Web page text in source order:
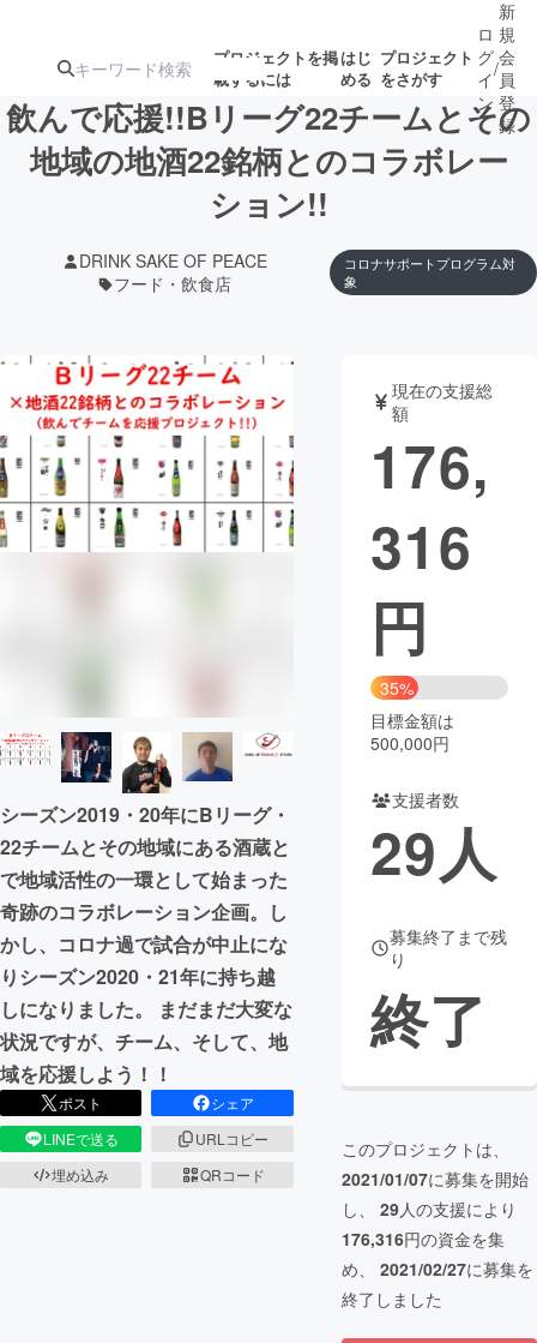
プロジェクトを掲
載するには
はじ
める
プロジェクト
をさがす
注目の新着プロ募集終了が近いプ
テクノロジー・ガジェット ゲーム・サ
映像・映画 書籍・雑誌
ビジネス・起業
CAMPFIRE Creation
コミュニティ
ロ
グ
イ
ン
/
新
規
会
員
登
録
飲んで応援!!Bリーグ22チームとその
地域の地酒22銘柄とのコラボレー
ション!!
DRINK SAKE OF PEACE
フード・飲食店
コロナサポートプログラム対
象
シーズン2019・20年にBリーグ・
22チームとその地域にある酒蔵と
で地域活性の一環として始まった
奇跡のコラボレーション企画。し
かし、コロナ過で試合が中止にな
りシーズン2020・21年に持ち越
しになりました。 まだまだ大変な
状況ですが、チーム、そして、地
域を応援しよう！！
ポスト
シェア
LINEで送る
URLコピー
埋め込み
QRコード
現在の支援総
額
176,
316
円
35%
目標金額は
500,000円
支援者数
29人
募集終了まで残
り
終了
このプロジェクトは、
2021/01/07に募集を開始
し、 29人の支援により
176,316円の資金を集
め、 2021/02/27に募集を
終了しました